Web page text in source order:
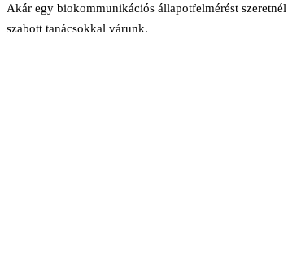
Akár egy biokommunikációs állapotfelmérést
szabott tanácsokkal várunk.